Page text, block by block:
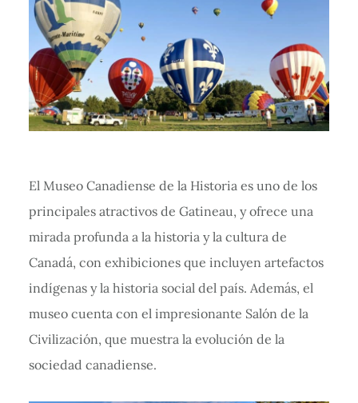
El Museo Canadiense de la Historia es uno de los
principales atractivos de Gatineau, y ofrece una
mirada profunda a la historia y la cultura de
Canadá, con exhibiciones que incluyen artefactos
indígenas y la historia social del país. Además, el
museo cuenta con el impresionante Salón de la
Civilización, que muestra la evolución de la
sociedad canadiense.